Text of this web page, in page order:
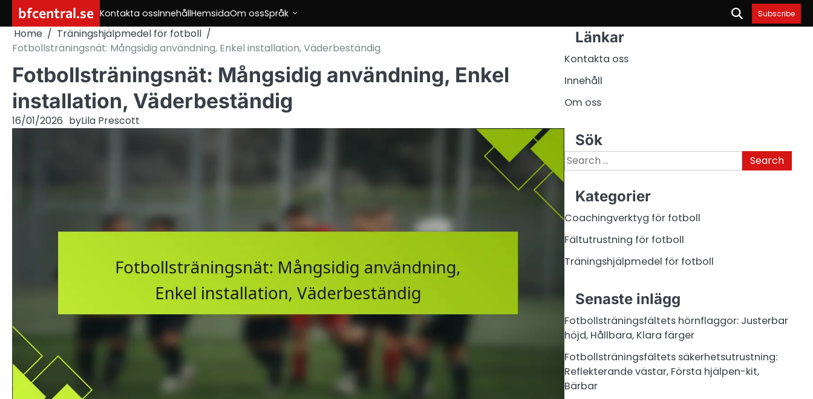
content
bfcentral.se Kontakta ossInnehållHemsidaOm ossSpråk Subscribe
Home
Träningshjälpmedel för fotboll
Fotbollsträningsnät: Mångsidig användning, Enkel installation, Väderbeständig
Fotbollsträningsnät: Mångsidig användning, Enkel
installation, Väderbeständig
16/01/2026 byLila Prescott
Länkar
Kontakta oss
Innehåll
Om oss
Sök
Search
for:
Kategorier
Coachingverktyg för fotboll
Fältutrustning för fotboll
Träningshjälpmedel för fotboll
Senaste inlägg
Fotbollsträningsfältets hörnflaggor: Justerbar
höjd, Hållbara, Klara färger
Fotbollsträningsfältets säkerhetsutrustning:
Reflekterande västar, Första hjälpen-kit,
Bärbar